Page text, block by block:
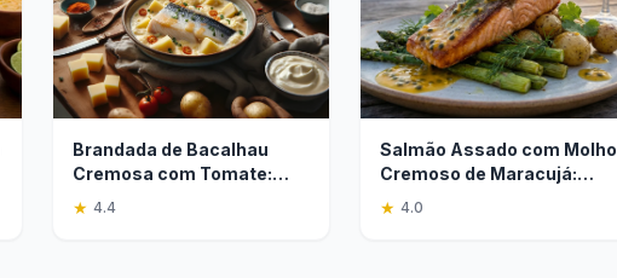
Brandada de Bacalhau
Cremosa com Tomate:
Receita Fácil
★ 4.4
Salmão Assado com Molho
Cremoso de Maracujá:
Receita Fácil
★ 4.0